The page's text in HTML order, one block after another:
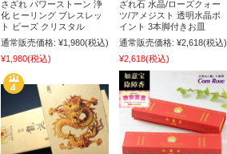
さざれ パワーストーン 浄
化 ヒーリング ブレスレッ
ト ビーズ クリスタル
通常販売価格: ¥1,980(税込)
¥1,980(税込)
ざれ石 水晶/ローズクォー
ツ/アメジスト 透明水晶ポ
イント 3本脚付きお皿
通常販売価格: ¥2,618(税込)
¥2,618(税込)